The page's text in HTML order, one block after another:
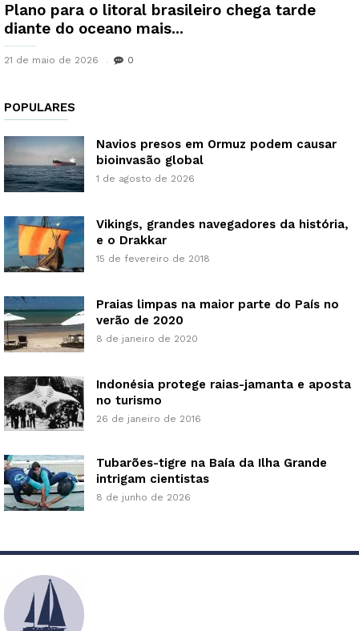
Plano para o litoral brasileiro chega tarde
diante do oceano mais...
21 de maio de 2026 0
POPULARES
Navios presos em Ormuz podem causar
bioinvasão global
1 de agosto de 2026
Vikings, grandes navegadores da história,
e o Drakkar
15 de fevereiro de 2018
Praias limpas na maior parte do País no
verão de 2020
8 de janeiro de 2020
Indonésia protege raias-jamanta e aposta
no turismo
26 de janeiro de 2016
Tubarões-tigre na Baía da Ilha Grande
intrigam cientistas
8 de junho de 2026